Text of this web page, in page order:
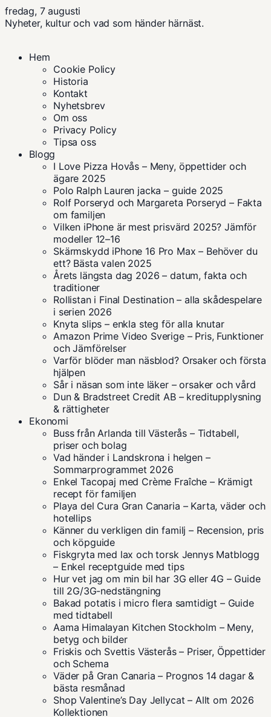
fredag, 7 augusti
Nyheter, kultur och vad som händer härnäst.
Hem
Cookie Policy
Historia
Kontakt
Nyhetsbrev
Om oss
Privacy Policy
Tipsa oss
Blogg
I Love Pizza Hovås – Meny, öppettider och
ägare 2025
Polo Ralph Lauren jacka – guide 2025
Rolf Porseryd och Margareta Porseryd – Fakta
om familjen
Vilken iPhone är mest prisvärd 2025? Jämför
modeller 12–16
Skärmskydd iPhone 16 Pro Max – Behöver du
ett? Bästa valen 2025
Årets längsta dag 2026 – datum, fakta och
traditioner
Rollistan i Final Destination – alla skådespelare
i serien 2026
Knyta slips – enkla steg för alla knutar
Amazon Prime Video Sverige – Pris, Funktioner
och Jämförelser
Varför blöder man näsblod? Orsaker och första
hjälpen
Sår i näsan som inte läker – orsaker och vård
Dun & Bradstreet Credit AB – kreditupplysning
& rättigheter
Ekonomi
Buss från Arlanda till Västerås – Tidtabell,
priser och bolag
Vad händer i Landskrona i helgen –
Sommarprogrammet 2026
Enkel Tacopaj med Crème Fraîche – Krämigt
recept för familjen
Playa del Cura Gran Canaria – Karta, väder och
hotellips
Känner du verkligen din familj – Recension, pris
och köpguide
Fiskgryta med lax och torsk Jennys Matblogg
– Enkel receptguide med tips
Hur vet jag om min bil har 3G eller 4G – Guide
till 2G/3G-nedstängning
Bakad potatis i micro flera samtidigt – Guide
med tidtabell
Aama Himalayan Kitchen Stockholm – Meny,
betyg och bilder
Friskis och Svettis Västerås – Priser, Öppettider
och Schema
Väder på Gran Canaria – Prognos 14 dagar &
bästa resmånad
Shop Valentine’s Day Jellycat – Allt om 2026
Kollektionen